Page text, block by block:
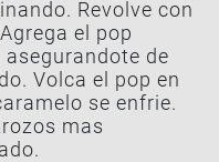
Revolve con
el pop
de
Volca el pop en
se enfrie.
mas